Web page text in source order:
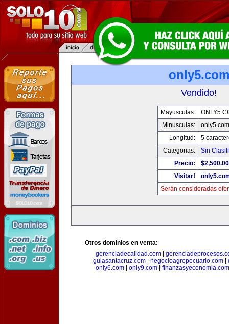
only5.com
Vendido!
Mayusculas:
Minusculas:
only5.com
Longitud:
5
Categorias:
Sin
Precio:
$2,500.00
Visitar!
Serán consideradas
Otros dominios en venta:
gerenciadecalidad.com|
guiasantacruz.com
negocioagropecuario.com
only6.com| only9.com| finanzasyeconomia.com